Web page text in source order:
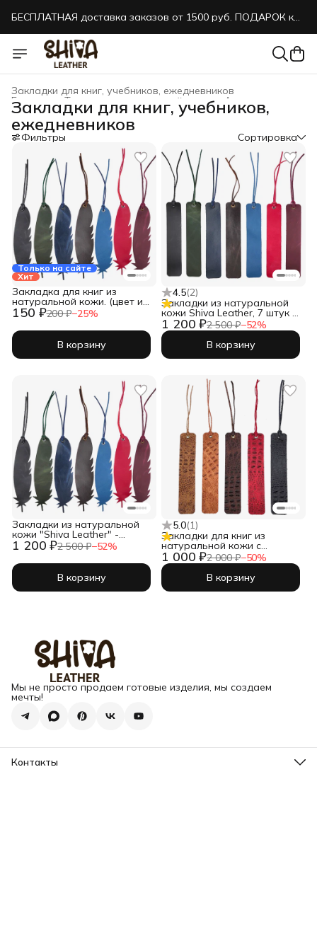
БЕСПЛАТНАЯ доставка заказов от 1500 руб. ПОДАРОК к
Закладки для книг, учебников, ежедневников
Аксессуары
Товары из натуральной кожи
Главная
Закладки для книг, учебников,
ежедневников
Фильтры Сортировка
Только на сайте
Хит
150 ₽200 ₽−25%
Закладка для книг из
натуральной кожи. (цвет и
вариант на выбор)
В корзину
4.5(2)
1 200 ₽2 500 ₽−52%
Закладки из натуральной
кожи Shiva Leather, 7 штук в
комплекте, 20х4 см
В корзину
1 200 ₽2 500 ₽−52%
Закладки из натуральной
кожи "Shiva Leather" -
комплект из 7 штук
В корзину
5.0(1)
1 000 ₽2 000 ₽−50%
Закладки для книг из
натуральной кожи с
тиснением "крокодил" -
полоска (комплект)
В корзину
Мы не просто продаем готовые изделия, мы создаем
мечты!
Контакты